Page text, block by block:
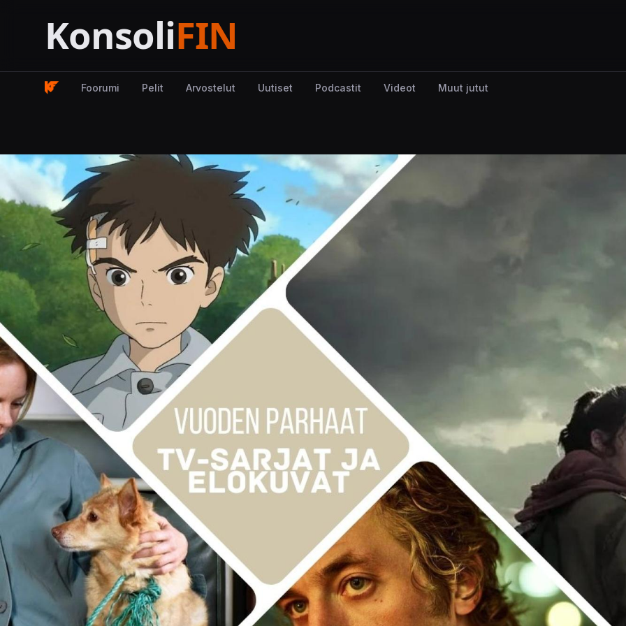
Foorumi Pelit Arvostelut Uutiset Podcastit Videot Muut jutut